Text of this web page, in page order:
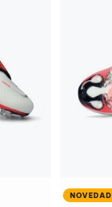
NOVEDAD